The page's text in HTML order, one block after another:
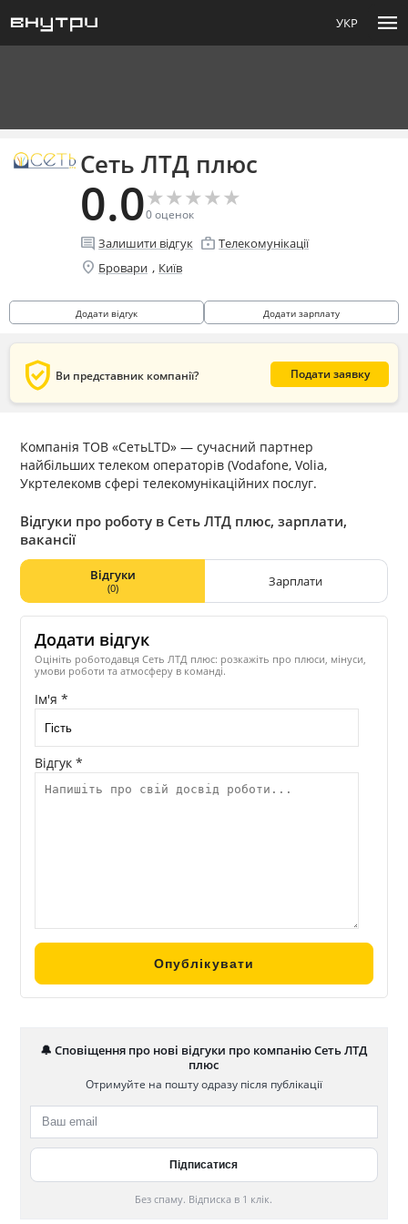
УКР menu
Сеть ЛТД плюс
0.0★
★★
★★
★★
★★
★
0оценок
comment Залишити відгук enterprise Телекомунікації
location_on Бровари , Київ
Додати відгук Додати зарплату
verified_user Ви представник компанії? Подати заявку
Компанія ТОВ «СетьLTD» — сучасний партнер
найбільших телеком операторів (Vodafone, Volia,
Укртелекомв сфері телекомунікаційних послуг.
Відгуки про роботу в Сеть ЛТД плюс, зарплати,
вакансії
Відгуки
(0) Зарплати
Додати відгук
Оцініть роботодавця Сеть ЛТД плюс: розкажіть про плюси, мінуси,
умови роботи та атмосферу в команді.
Ім'я *
Відгук *
🔔 Сповіщення про нові відгуки про компанію Сеть ЛТД
плюс
Отримуйте на пошту одразу після публікації
Без спаму. Відписка в 1 клік.